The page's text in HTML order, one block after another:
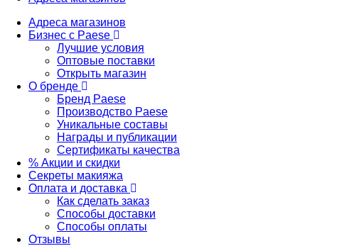
Адреса магазинов
Бизнес с Paese
Лучшие условия
Оптовые поставки
Открыть магазин
О бренде
Бренд Paese
Производство Paese
Уникальные составы
Награды и публикации
Сертификаты качества
% Акции и скидки
Секреты макияжа
Оплата и доставка
Как сделать заказ
Способы доставки
Способы оплаты
Отзывы